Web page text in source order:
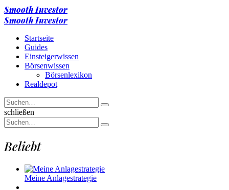
Menu
Smooth Investor
Suche
Menu
Smooth Investor
Startseite
Guides
Einsteigerwissen
Börsenwissen
Börsenlexikon
Realdepot
Suchen
nach
Suche
Suche
schließen
Suchen
nach
Suche
Beliebt
Meine Anlagestrategie